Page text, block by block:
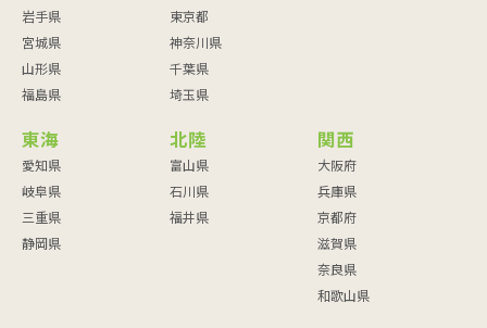
岩手県
宮城県
山形県
福島県
東京都
神奈川県
千葉県
埼玉県
東海
愛知県
岐阜県
三重県
静岡県
北陸
富山県
石川県
福井県
関西
大阪府
兵庫県
京都府
滋賀県
奈良県
和歌山県